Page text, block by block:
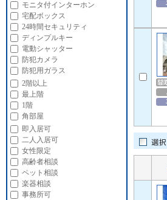
モニタ付インターホン
宅配ボックス
24時間セキュリティ
ディンプルキー
電動シャッター
防犯カメラ
防犯用ガラス
2階以上
最上階
1階
角部屋
即入居可
二人入居可
女性限定
高齢者相談
ペット相談
楽器相談
事務所可